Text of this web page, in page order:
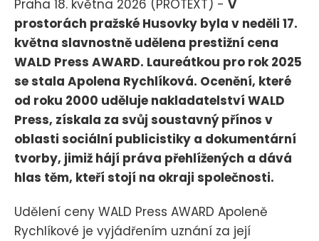
Praha 18. května 2026 (PROTEXT) - V
prostorách pražské Husovky byla v neděli 17.
května slavnostně udělena prestižní cena
WALD Press AWARD. Laureátkou pro rok 2025
se stala Apolena Rychlíková. Ocenění, které
od roku 2000 uděluje nakladatelství WALD
Press, získala za svůj soustavný přínos v
oblasti sociální publicistiky a dokumentární
tvorby, jimiž hájí práva přehlížených a dává
hlas těm, kteří stojí na okraji společnosti.
Udělení ceny WALD Press AWARD Apoleně
Rychlíkové je vyjádřením uznání za její